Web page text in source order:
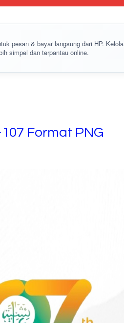
pesan & bayar langsung dari HP. Kelola
simpel dan terpantau online.
Format PNG